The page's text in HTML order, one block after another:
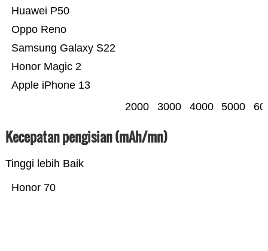
Apple iPhone 13
Honor Magic 2
Samsung Galaxy S22
Oppo Reno
Huawei P50
2000 3000 4000 5000
Kecepatan pengisian (mAh/mn)
Tinggi lebih Baik
Honor 70